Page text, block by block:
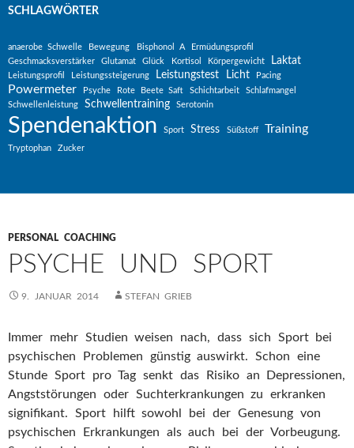
SCHLAGWÖRTER
anaerobe Schwelle Bewegung Bisphonol A
Ermüdungsprofil
Geschmacksverstärker
Glutamat Glück Kortisol Körpergewicht Laktat
Leistungsprofil Leistungssteigerung Leistungstest Licht Pacing
Powermeter Psyche Rote Beete Saft Schichtarbeit
Schlafmangel
Schwellenleistung
Schwellentraining Serotonin
Spendenaktion Sport Stress Süßstoff Training
Tryptophan Zucker
PERSONAL COACHING
PSYCHE UND SPORT
9. JANUAR 2014 STEFAN GRIEB
Immer mehr Studien weisen nach, dass sich Sport bei
psychischen Problemen günstig auswirkt. Schon eine
Stunde Sport pro Tag senkt das Risiko an Depressionen,
Angststörungen oder Suchterkrankungen zu erkranken
signifikant. Sport hilft sowohl bei der Genesung von
psychischen Erkrankungen als auch bei der Vorbeugung.